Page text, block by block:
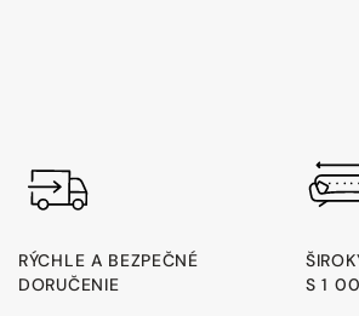
RÝCHLE A BEZPEČNÉ
DORUČENIE
S 1